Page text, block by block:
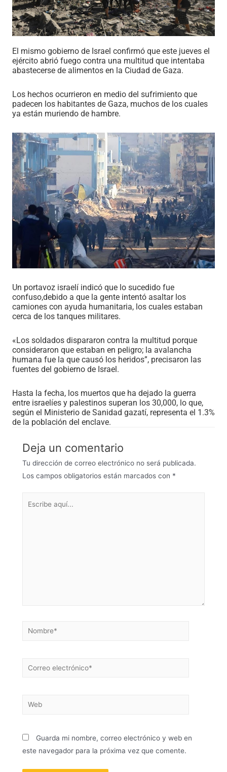
El mismo gobierno de Israel confirmó que este jueves el
ejército abrió fuego contra una multitud que intentaba
abastecerse de alimentos en la Ciudad de Gaza.
Los hechos ocurrieron en medio del sufrimiento que
padecen los habitantes de Gaza, muchos de los cuales
ya están muriendo de hambre.
Un portavoz israelí indicó que lo sucedido fue
confuso,debido a que la gente intentó asaltar los
camiones con ayuda humanitaria, los cuales estaban
cerca de los tanques militares.
«Los soldados dispararon contra la multitud porque
consideraron que estaban en peligro; la avalancha
humana fue la que causó los heridos”, precisaron las
fuentes del gobierno de Israel.
Hasta la fecha, los muertos que ha dejado la guerra
entre israelíes y palestinos superan los 30,000, lo que,
según el Ministerio de Sanidad gazatí, representa el 1.3%
de la población del enclave.
Deja un comentario
Tu dirección de correo electrónico no será publicada.
Los campos obligatorios están marcados con *
Guarda mi nombre, correo electrónico y web en
este navegador para la próxima vez que comente.